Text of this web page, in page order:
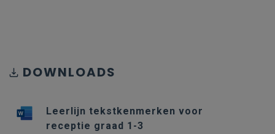
DOWNLOADS
Leerlijn tekstkenmerken voor
receptie graad 1-3